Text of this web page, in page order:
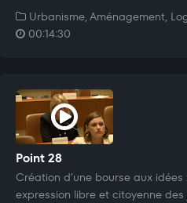
Urbanisme, Aménagement,
00:14:30
Point 28
Création d’une bourse aux idées
expression libre et citoyenne des